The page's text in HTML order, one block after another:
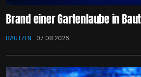
Brand einer Gartenlaube in
BAUTZEN 07.08.2026